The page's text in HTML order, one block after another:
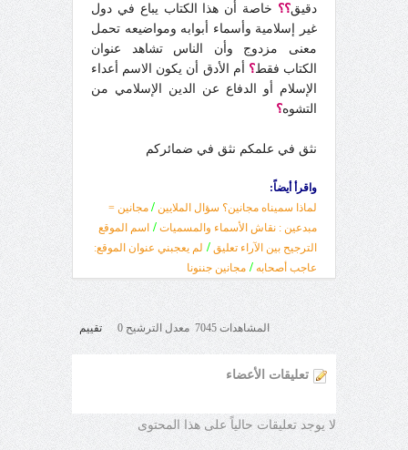
دقيق؟؟ خاصة أن هذا الكتاب يباع في دول
غير إسلامية وأسماء أبوابه ومواضيعه تحمل
معنى مزدوج وأن الناس تشاهد عنوان
الكتاب فقط؟ أم الأدق أن يكون الاسم أعداء
الإسلام أو الدفاع عن الدين الإسلامي من
التشوه؟
نثق في علمكم نثق في ضمائركم
واقرأ أيضاً:
لماذا سميناه مجانين؟ سؤال الملايين / مجانين =
مبدعين : نقاش الأسماء والمسميات / اسم الموقع
الترجيح بين الآراء تعليق / لم يعجبني عنوان الموقع:
عاجب أصحابه / مجانين جننونا
المشاهدات 7045 معدل الترشيح 0 تقييم
تعليقات الأعضاء
لا يوجد تعليقات حالياً على هذا المحتوى